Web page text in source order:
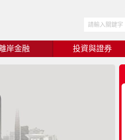
岸金融 投資與證券